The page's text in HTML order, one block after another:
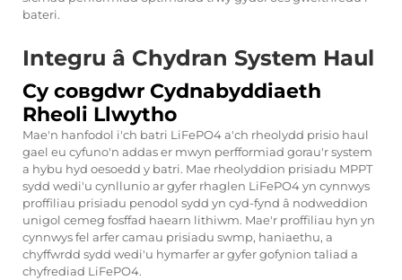
bateri.
Integru â Chydran System Haul
Cy совgdwr Cydnabyddiaeth
Rheoli Llwytho
Mae'n hanfodol i'ch batri LiFePO4 a'ch rheolydd prisio haul
gael eu cyfuno'n addas er mwyn perfformiad gorau'r system
a hybu hyd oesoedd y batri. Mae rheolyddion prisiadu MPPT
sydd wedi'u cynllunio ar gyfer rhaglen LiFePO4 yn cynnwys
proffiliau prisiadu penodol sydd yn cyd-fynd â nodweddion
unigol cemeg fosffad haearn lithiwm. Mae'r proffiliau hyn yn
cynnwys fel arfer camau prisiadu swmp, haniaethu, a
chyffwrdd sydd wedi'u hymarfer ar gyfer gofynion taliad a
chyfrediad LiFePO4.